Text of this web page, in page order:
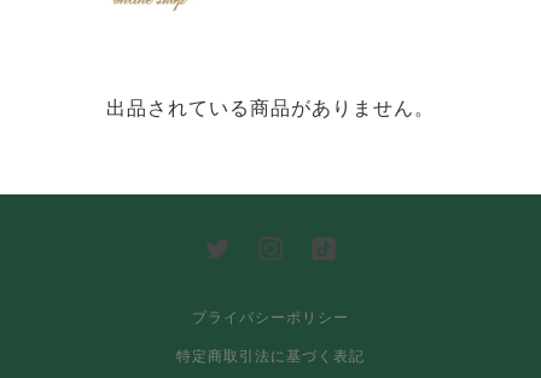
出品されている商品がありません。
プライバシーポリシー
特定商取引法に基づく表記